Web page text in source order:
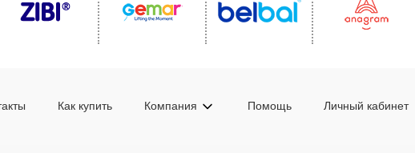
Как купить Компания Помощь Личный кабинет